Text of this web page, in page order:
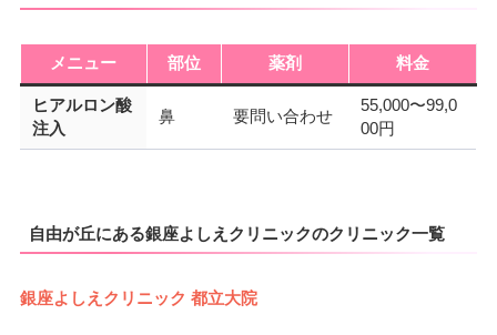
メニュー 部位 薬剤 料金
ヒアルロン酸
注入
鼻 要問い合わせ
55,000〜99,0
00円
自由が丘にある銀座よしえクリニックのクリニック一覧
銀座よしえクリニック 都立大院